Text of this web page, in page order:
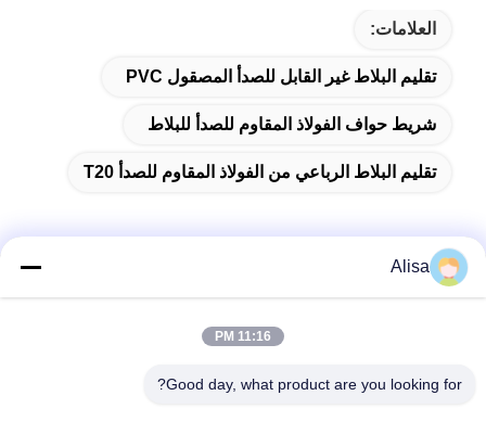
العلامات:
تقليم البلاط غير القابل للصدأ المصقول PVC
شريط حواف الفولاذ المقاوم للصدأ للبلاط
تقليم البلاط الرباعي من الفولاذ المقاوم للصدأ T20
عنوان مكتب التصدير: Room 1919، Floor 19، Veinna building،
Alisa
11:16 PM
Good day, what product are you looking for?